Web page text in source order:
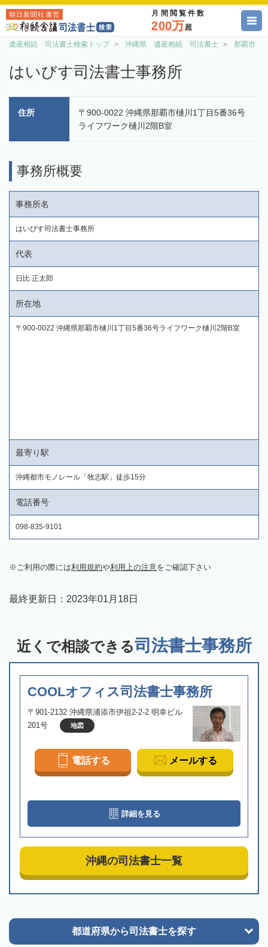
朝日新聞社運営 月間閲覧件数
200万超
遺産相続 司法書士検索トップ 沖縄県 遺産相続 司法書士 那覇市
はいびす司法書士事務所
住所
〒900-0022 沖縄県那覇市樋川1丁目5番36号
ライフワーク樋川2階B室
事務所概要
事務所名
はいびす司法書士事務所
代表
日比 正太郎
所在地
〒900-0022 沖縄県那覇市樋川1丁目5番36号ライフワーク樋川2階B室
最寄り駅
沖縄都市モノレール「牧志駅」徒歩15分
電話番号
098-835-9101
ご利用の際には利用規約や利用上の注意をご確認下さい
最終更新日： 2023年01月18日
近くで相談できる司法書士事務所
COOLオフィス司法書士事務所
〒901-2132 沖縄県浦添市伊祖2-2-2 明幸ビル
201号
地図
電話する メールする
詳細を見る
沖縄の司法書士一覧
都道府県から司法書士を探す